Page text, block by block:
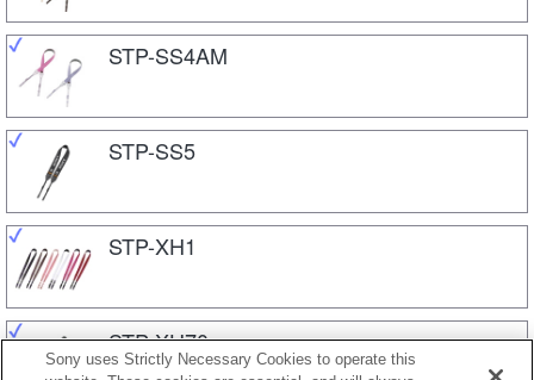
STP-SS4AM
STP-SS5
STP-XH1
STP-XH70
Sony uses Strictly Necessary Cookies to operate this